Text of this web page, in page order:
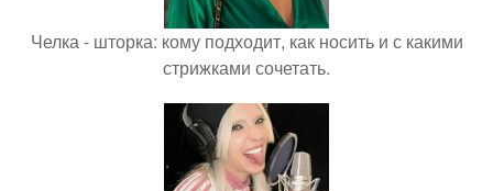
Челка - шторка: кому подходит, как носить и с какими
стрижками сочетать.